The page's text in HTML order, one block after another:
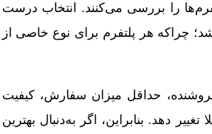
را بررسی می‌کنند. انتخاب درست
چراکه هر پلتفرم برای نوع خاصی از
حداقل میزان سفارش، کیفیت
دهد. بنابراین، اگر به‌دنبال بهترین